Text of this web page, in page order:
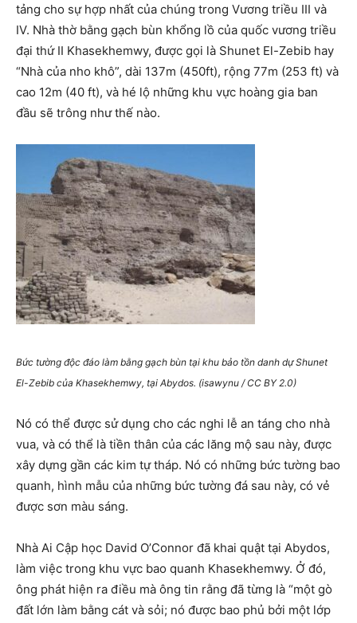
tảng cho sự hợp nhất của chúng trong Vương triều III và
IV. Nhà thờ bằng gạch bùn khổng lồ của quốc vương triều
đại thứ II Khasekhemwy, được gọi là Shunet El-Zebib hay
“Nhà của nho khô”, dài 137m (450ft), rộng 77m (253 ft) và
cao 12m (40 ft), và hé lộ những khu vực hoàng gia ban
đầu sẽ trông như thế nào.
Bức tường độc đáo làm bằng gạch bùn tại khu bảo tồn danh dự Shunet
El-Zebib của Khasekhemwy, tại Abydos. (isawynu / CC BY 2.0)
Nó có thể được sử dụng cho các nghi lễ an táng cho nhà
vua, và có thể là tiền thân của các lăng mộ sau này, được
xây dựng gần các kim tự tháp. Nó có những bức tường bao
quanh, hình mẫu của những bức tường đá sau này, có vẻ
được sơn màu sáng.
Nhà Ai Cập học David O’Connor đã khai quật tại Abydos,
làm việc trong khu vực bao quanh Khasekhemwy. Ở đó,
ông phát hiện ra điều mà ông tin rằng đã từng là “một gò
đất lớn làm bằng cát và sỏi; nó được bao phủ bởi một lớp